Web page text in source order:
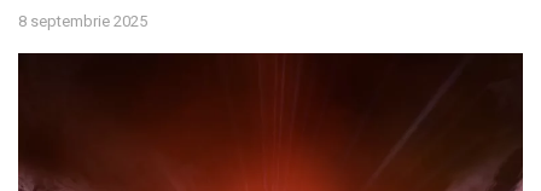
8 septembrie 2025